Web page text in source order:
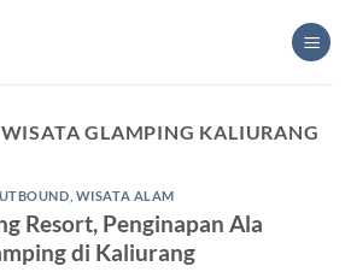
WISATA GLAMPING KALIURANG
WISATA ALAM
Resort, Penginapan Ala
di Kaliurang